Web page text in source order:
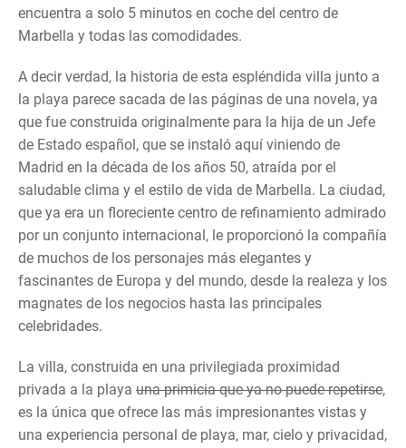
encuentra a solo 5 minutos en coche del centro de
Marbella y todas las comodidades.
A decir verdad, la historia de esta espléndida villa junto a
la playa parece sacada de las páginas de una novela, ya
que fue construida originalmente para la hija de un Jefe
de Estado español, que se instaló aquí viniendo de
Madrid en la década de los años 50, atraída por el
saludable clima y el estilo de vida de Marbella. La ciudad,
que ya era un floreciente centro de refinamiento admirado
por un conjunto internacional, le proporcionó la compañía
de muchos de los personajes más elegantes y
fascinantes de Europa y del mundo, desde la realeza y los
magnates de los negocios hasta las principales
celebridades.
La villa, construida en una privilegiada proximidad
privada a la playa una primicia que ya no puede repetirse,
es la única que ofrece las más impresionantes vistas y
una experiencia personal de playa, mar, cielo y privacidad,